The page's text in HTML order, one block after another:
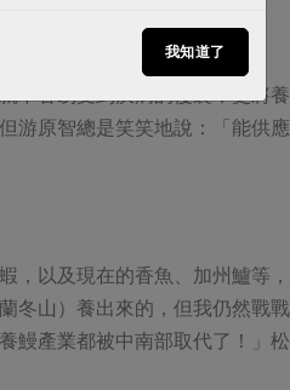
不容易受到疾病的侵襲，更將
游原智總是笑笑地說：「能供
，以及現在的香魚、加州鱸等
冬山）養出來的，但我仍然戰
鰻產業都被中南部取代了！」
我知道了